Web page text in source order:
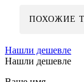
ПОХОЖИЕ
Нашли дешевле
Нашли дешевле